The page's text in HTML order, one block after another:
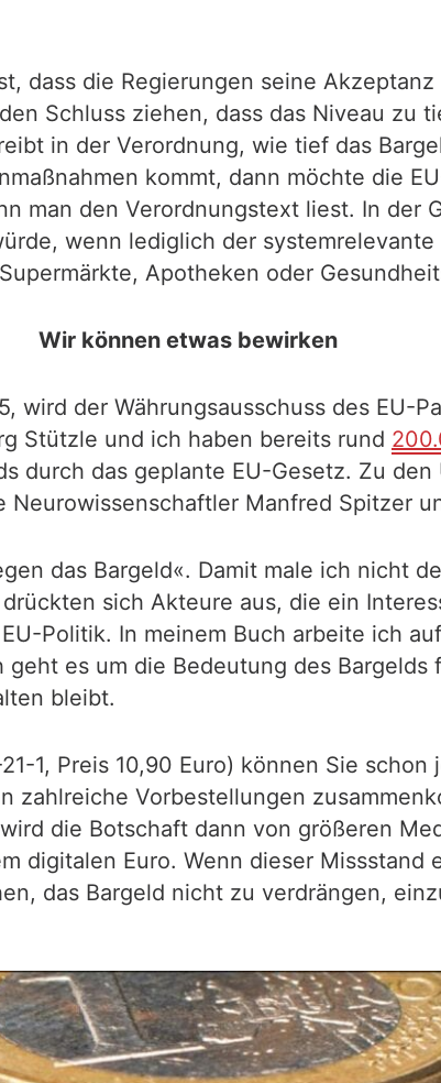
dass die Regierungen seine
Schluss ziehen, dass das Niveau zu
in der Verordnung, wie tief das
kommt, dann möchte die
man den Verordnungstext liest. In der
wenn lediglich der
Apotheken oder
Wir können etwas bewirken
wird der Währungsausschuss des EU-
Stützle und ich haben bereits rund
durch das geplante EU-Gesetz. Zu
Manfred Spitzer
das Bargeld«. Damit male ich nicht
sich Akteure aus, die ein
Politik. In meinem Buch arbeite ich
es um die Bedeutung des Bargelds
bleibt.
1, Preis 10,90 Euro) können Sie schon
zahlreiche Vorbestellungen
die Botschaft dann von größeren
digitalen Euro. Wenn dieser Missstand
das Bargeld nicht zu verdrängen,